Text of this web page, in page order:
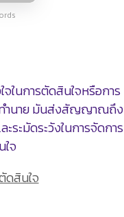
นการตัดสินใจหรือการ
รทำนาย มันส่งสัญญาณถึง
ระมัดระวังในการจัดการ
จ
ดสินใจ